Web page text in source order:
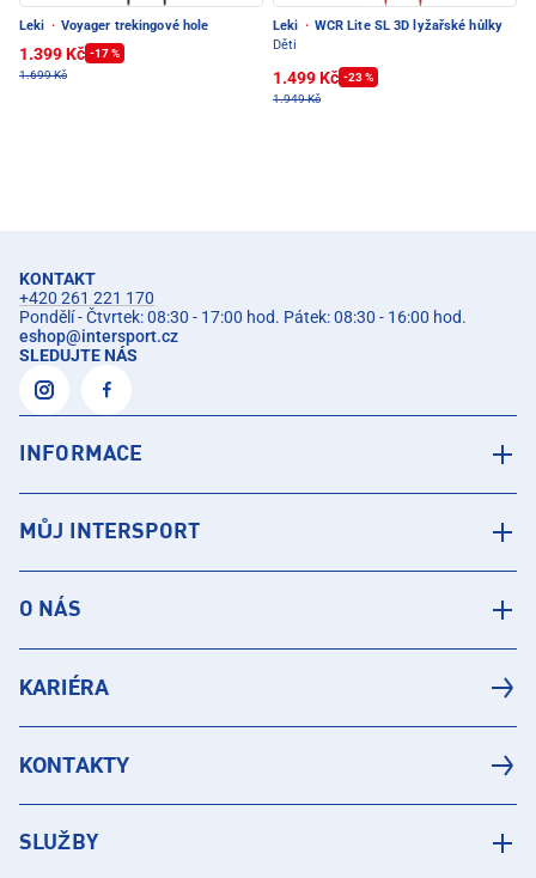
Leki · Voyager trekingové hole
1.399 Kč -17 %
1.699 Kč
Leki · WCR Lite SL 3D lyžařské hůlky
Děti
1.499 Kč -23 %
1.949 Kč
KONTAKT
+420 261 221 170
Pondělí - Čtvrtek: 08:30 - 17:00 hod. Pátek: 08:30 - 16:00 hod.
eshop@intersport.cz
SLEDUJTE NÁS
INFORMACE
MŮJ INTERSPORT
O NÁS
KARIÉRA
KONTAKTY
SLUŽBY